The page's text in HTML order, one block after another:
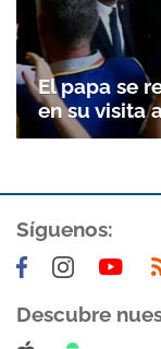
Gracias
El papa se
en su visita
Síguenos:
Descubre